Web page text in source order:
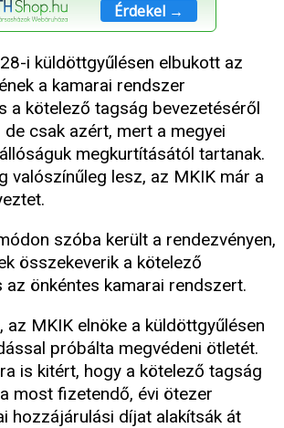
Érdekel →
i küldöttgyűlésen elbukott az
a kamarai rendszer
a kötelező tagság bevezetéséről
csak azért, mert a megyei
megkurtításától tartanak.
valószínűleg lesz, az MKIK már a
szóba került a rendezvényen,
összekeverik a kötelező
önkéntes kamarai rendszert.
az MKIK elnöke a küldöttgyűlésen
próbálta megvédeni ötletét.
is kitért, hogy a kötelező tagság
most fizetendő, évi ötezer
hozzájárulási díjat alakítsák át